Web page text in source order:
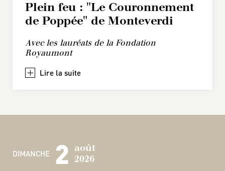
Plein feu : "Le Couronnement
de Poppée" de Monteverdi
Avec les lauréats de la Fondation
Royaumont
+
DIMANCHE 2 août
2026